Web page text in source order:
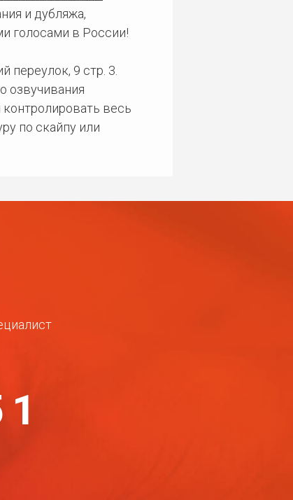
и дубляжа,
голосами в России!
переулок, 9 стр. 3.
озвучивания
весь
по скайпу или